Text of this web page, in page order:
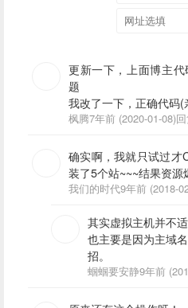
更新一下，上面博主
题
我改了一下，正确代码(
枫腾7年前 (2020-01-08)
确实啊，我就只试过才
装了5个站~~~结果资源
我们的时代9年前 (2018-
其实虚拟主机并不
也主要是因为主域
招。
蝈蝈要安静9年前